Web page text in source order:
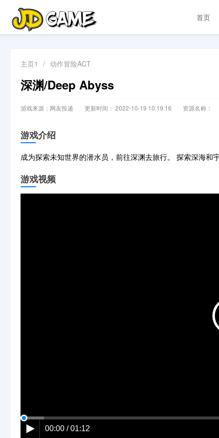
首页
主页1 / 动作冒险ACT
深渊/Deep Abyss
游戏来源：网友投递 更新时间： 2022-10-19 10:19:16 资源名称：
游戏介绍
成为探索未知世界的潜水员，前往深渊去旅行。 探索深海和
游戏视频